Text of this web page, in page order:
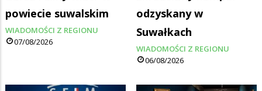
powiecie suwalskim
WIADOMOŚCI Z REGIONU
07/08/2026
odzyskany w
Suwałkach
WIADOMOŚCI Z REGIONU
06/08/2026